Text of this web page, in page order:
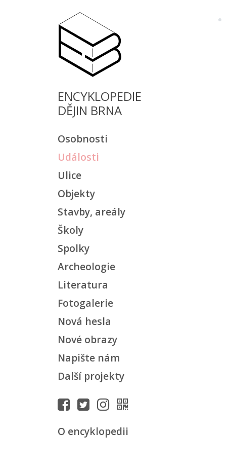
ENCYKLOPEDIE
DĚJIN BRNA
Osobnosti
Události
Ulice
Objekty
Stavby, areály
Školy
Spolky
Archeologie
Literatura
Fotogalerie
Nová hesla
Nové obrazy
Napište nám
Další projekty
O encyklopedii